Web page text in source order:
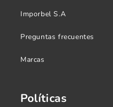
Imporbel S.A
Preguntas frecuentes
Marcas
Políticas